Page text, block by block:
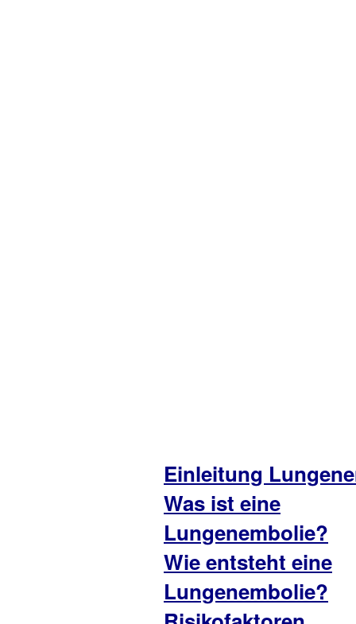
Einleitung
Was ist eine
Lungenembolie?
Wie entsteht eine
Lungenembolie?